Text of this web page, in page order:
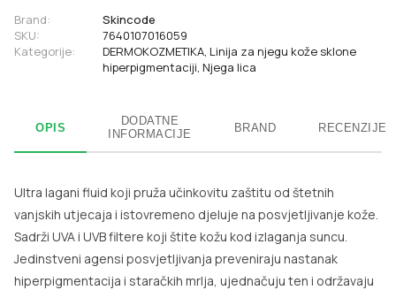
Brand:
Skincode
SKU:
7640107016059
Kategorije:
DERMOKOZMETIKA, Linija za njegu kože sklone
hiperpigmentaciji, Njega lica
OPIS
DODATNE
INFORMACIJE
BRAND RECENZIJE
Ultra lagani fluid koji pruža učinkovitu zaštitu od štetnih
vanjskih utjecaja i istovremeno djeluje na posvjetljivanje kože.
Sadrži UVA i UVB filtere koji štite kožu kod izlaganja suncu.
Jedinstveni agensi posvjetljivanja preveniraju nastanak
hiperpigmentacija i staračkih mrlja, ujednačuju ten i održavaju